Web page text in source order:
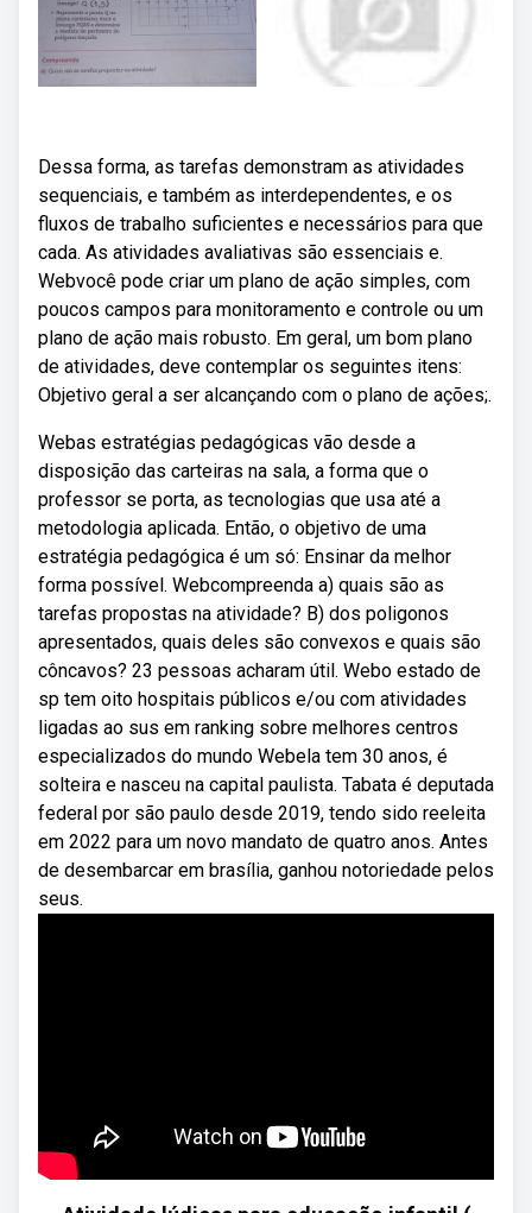
Dessa forma, as tarefas demonstram as atividades
sequenciais, e também as interdependentes, e os
fluxos de trabalho suficientes e necessários para que
cada. As atividades avaliativas são essenciais e.
Webvocê pode criar um plano de ação simples, com
poucos campos para monitoramento e controle ou um
plano de ação mais robusto. Em geral, um bom plano
de atividades, deve contemplar os seguintes itens:
Objetivo geral a ser alcançando com o plano de ações;.
Webas estratégias pedagógicas vão desde a
disposição das carteiras na sala, a forma que o
professor se porta, as tecnologias que usa até a
metodologia aplicada. Então, o objetivo de uma
estratégia pedagógica é um só: Ensinar da melhor
forma possível. Webcompreenda a) quais são as
tarefas propostas na atividade? B) dos poligonos
apresentados, quais deles são convexos e quais são
côncavos? 23 pessoas acharam útil. Webo estado de
sp tem oito hospitais públicos e/ou com atividades
ligadas ao sus em ranking sobre melhores centros
especializados do mundo Webela tem 30 anos, é
solteira e nasceu na capital paulista. Tabata é deputada
federal por são paulo desde 2019, tendo sido reeleita
em 2022 para um novo mandato de quatro anos. Antes
de desembarcar em brasília, ganhou notoriedade pelos
seus.